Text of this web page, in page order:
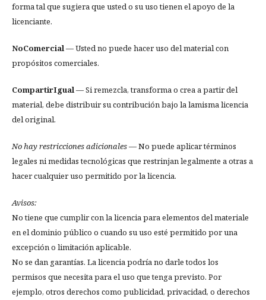
forma tal que sugiera que usted o su uso tienen el apoyo de la
licenciante.
NoComercial— Usted no puede hacer uso del material con
propósitos comerciales.
CompartirIgual— Si remezcla, transforma o crea a partir del
material, debe distribuir su contribución bajo la lamisma licencia
del original.
No hay restricciones adicionales— No puede aplicar términos
legales ni medidas tecnológicas que restrinjan legalmente a otras a
hacer cualquier uso permitido por la licencia.
Avisos:
No tiene que cumplir con la licencia para elementos del materiale
en el dominio público o cuando su uso esté permitido por una
excepción o limitación aplicable.
No se dan garantías. La licencia podría no darle todos los
permisos que necesita para el uso que tenga previsto. Por
ejemplo, otros derechos como publicidad, privacidad, o derechos